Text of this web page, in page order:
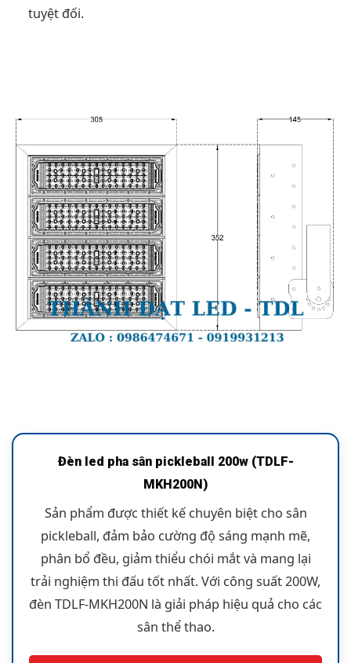
tuyệt đối.
Đèn led pha sân pickleball 200w (TDLF-
MKH200N)
Sản phẩm được thiết kế chuyên biệt cho sân
pickleball, đảm bảo cường độ sáng mạnh mẽ,
phân bổ đều, giảm thiểu chói mắt và mang lại
trải nghiệm thi đấu tốt nhất. Với công suất 200W,
đèn TDLF-MKH200N là giải pháp hiệu quả cho các
sân thể thao.